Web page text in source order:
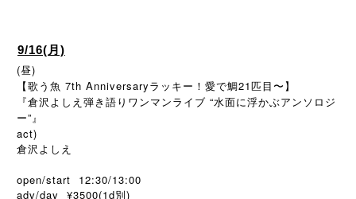
9/16(月)
(昼)
【歌う魚 7th Anniversaryラッキー！愛で鯛21匹目〜】
『倉沢よしえ弾き語りワンマンライブ “水面に浮かぶアンソロジ
ー”』
act)
倉沢よしえ
open/start 12:30/13:00
adv/day ¥3500(1d別)